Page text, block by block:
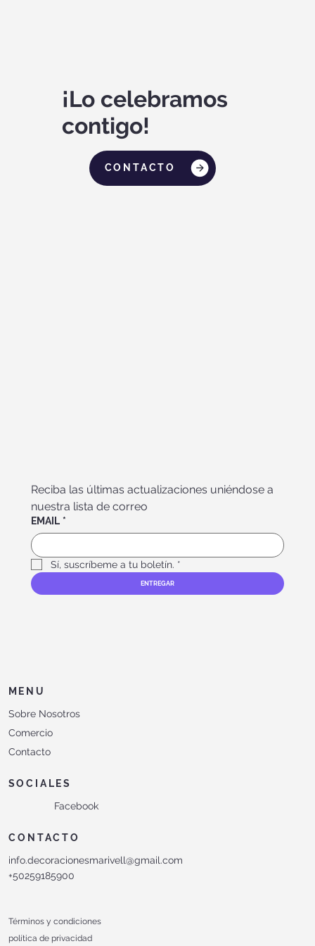
¡Lo celebramos
contigo!
CONTACTO
Reciba las últimas actualizaciones uniéndose a
nuestra lista de correo
EMAIL *
Sí, suscríbeme a tu boletín. *
ENTREGAR
MENU
Sobre Nosotros
Comercio
Contacto
SOCIALES
Facebook
CONTACTO
info.decoracionesmarivell@gmail.com
+50259185900
Términos y condiciones
política de privacidad